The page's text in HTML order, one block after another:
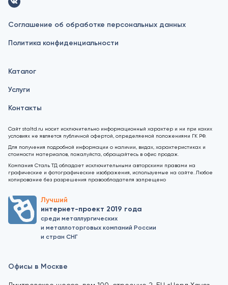
Соглашение об обработке персональных данных
Политика конфиденциальности
Каталог
Услуги
Контакты
Сайт staltd.ru носит исключительно информационный характер и ни при каких
условиях не является публичной офертой, определяемой положениями ГК РФ.
Для получения подробной информации о наличии, видах, характеристиках и
стоимости материалов, пожалуйста, обращайтесь в офис продаж.
Компания Сталь ТД обладает исключительными авторскими правами на
графические и фотографические изображения, используемые на сайте. Любое
копирование без разрешения правообладателя запрещено
Лучший
интернет-проект 2019 года
среди металлургических
и металлоторговых компаний России
и стран СНГ
Офисы в Москве